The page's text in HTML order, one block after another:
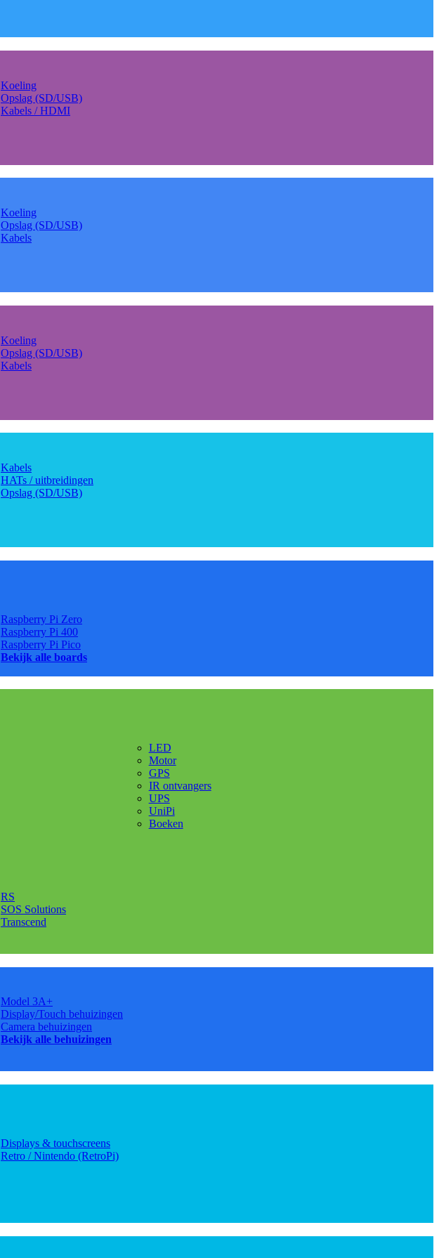
Koeling
Opslag (SD/USB)
Kabels / HDMI
Koeling
Opslag (SD/USB)
Kabels
Koeling
Opslag (SD/USB)
Kabels
Kabels
HATs / uitbreidingen
Opslag (SD/USB)
Raspberry Pi Zero
Raspberry Pi 400
Raspberry Pi Pico
Bekijk alle boards
LED
Motor
GPS
IR ontvangers
UPS
UniPi
Boeken
RS
SOS Solutions
Transcend
Model 3A+
Display/Touch behuizingen
Camera behuizingen
Bekijk alle behuizingen
Displays & touchscreens
Retro / Nintendo (RetroPi)